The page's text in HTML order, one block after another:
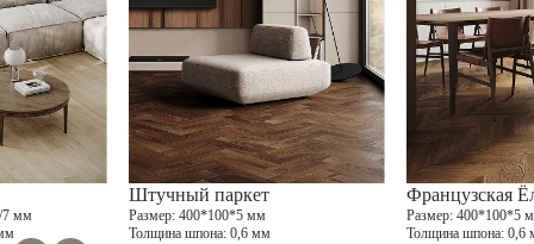
7 мм
Штучный паркет
Размер: 400*100*5 мм
Толщина шпона: 0,6 мм
Французская
Размер: 400*100*5
Толщина шпона: 0,6